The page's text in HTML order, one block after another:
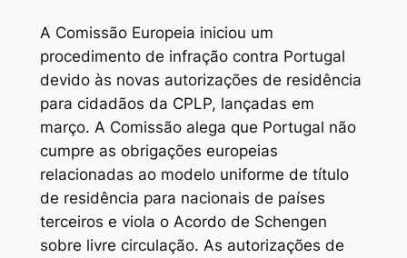
A Comissão Europeia iniciou um
procedimento de infração contra Portugal
devido às novas autorizações de residência
para cidadãos da CPLP, lançadas em
março. A Comissão alega que Portugal não
cumpre as obrigações europeias
relacionadas ao modelo uniforme de título
de residência para nacionais de países
terceiros e viola o Acordo de Schengen
sobre livre circulação. As autorizações de